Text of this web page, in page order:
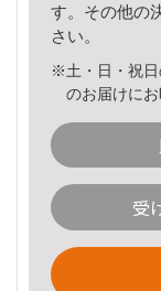
す。その他の
さい。
※土・日・祝日
のお届けに
受